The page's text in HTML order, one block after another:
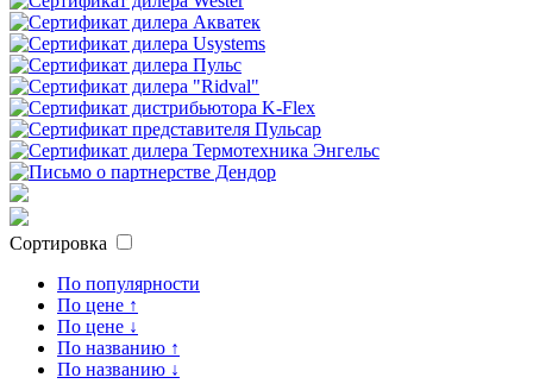
Сортировка
По популярности
По цене ↑
По цене ↓
По названию ↑
По названию ↓